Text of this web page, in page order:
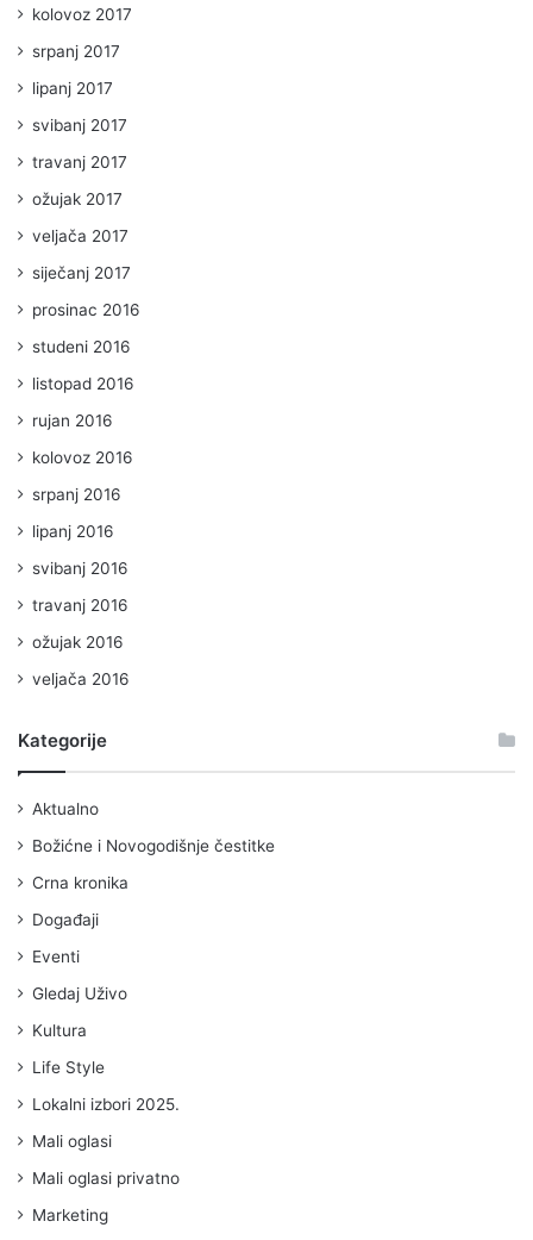
kolovoz 2017
srpanj 2017
lipanj 2017
svibanj 2017
travanj 2017
ožujak 2017
veljača 2017
siječanj 2017
prosinac 2016
studeni 2016
listopad 2016
rujan 2016
kolovoz 2016
srpanj 2016
lipanj 2016
svibanj 2016
travanj 2016
ožujak 2016
veljača 2016
Kategorije
Aktualno
Božićne i Novogodišnje čestitke
Crna kronika
Događaji
Eventi
Gledaj Uživo
Kultura
Life Style
Lokalni izbori 2025.
Mali oglasi
Mali oglasi privatno
Marketing